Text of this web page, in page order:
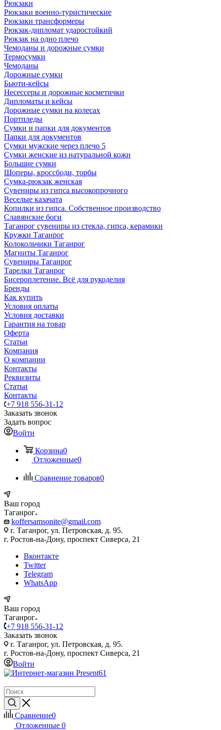
Рюкзаки
Рюкзаки военно-туристические
Рюкзаки трансформеры
Рюкзак-дипломат ударостойкий
Рюкзак на одно плечо
Чемоданы и дорожные сумки
Термосумки
Чемоданы
Дорожные сумки
Бьюти-кейсы
Несессеры и дорожные косметички
Дипломаты и кейсы
Дорожные сумки на колесах
Портпледы
Сумки и папки для документов
Папки для документов
Сумки мужские через плечо 5
Сумки женские из натуральной кожи
Большие сумки
Шоперы, кроссбоди, торбы
Сумка-рюкзак женская
Сувениры из гипса высокопрочного
Веселые казачата
Копилки из гипса. Собственное производство
Славянские боги
Таганрог сувениры из стекла, гипса, керамики
Кружки Таганрог
Колокольчики Таганрог
Магниты Таганрог
Сувениры Таганрог
Тарелки Таганрог
Бисероплетение. Всё для рукоделия
Бренды
Как купить
Условия оплаты
Условия доставки
Гарантия на товар
Оферта
Статьи
Компания
О компании
Контакты
Реквизиты
Статьи
Контакты
+7 918 556-31-12
Заказать звонок
Задать вопрос
Войти
Корзина0
Отложенные0
Сравнение товаров0
Ваш город
Таганрог
koffersamsonite@gmail.com
г. Таганрог, ул. Петровская, д. 95.
г. Ростов-на-Дону, проспект Сиверса, 21
Вконтакте
Twitter
Telegram
WhatsApp
Ваш город
Таганрог
+7 918 556-31-12
Заказать звонок
г. Таганрог, ул. Петровская, д. 95.
г. Ростов-на-Дону, проспект Сиверса, 21
Войти
Сравнение0
Отложенные 0